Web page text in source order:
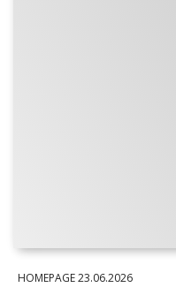
HOMEPAGE23.06.2026